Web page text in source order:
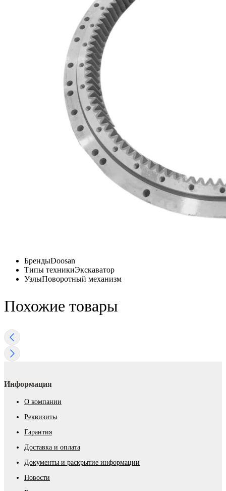
БрендыDoosan
Типы техникиЭкскаватор
УзлыПоворотный механизм
Похожие товары
Информация
О компании
Реквизиты
Гарантия
Доставка и оплата
Документы и раскрытие информации
Новости